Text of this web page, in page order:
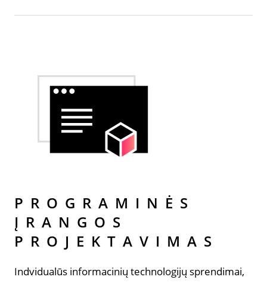
PROGRAMINĖS
ĮRANGOS
PROJEKTAVIMAS
Indvidualūs informacinių technologijų sprendimai,